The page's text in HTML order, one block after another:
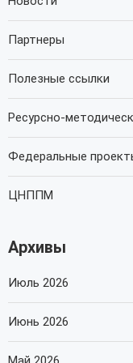
Партнеры
Полезные ссылки
Ресурсно-
Федеральные
ЦНППМ
Архивы
Июль 2026
Июнь 2026